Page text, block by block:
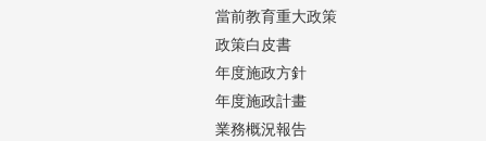
當前教育重大政策
政策白皮書
年度施政方針
年度施政計畫
業務概況報告